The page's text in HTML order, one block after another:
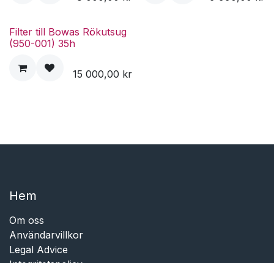
Filter till Bowas Rökutsug
(950-001) 35h
15 000,00 kr
Hem​​
Om oss
Användarvillkor
Legal Advice